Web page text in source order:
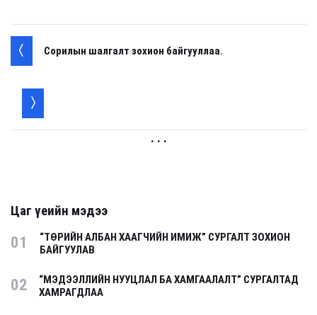
Сорилын шалгалт зохион байгууллаа.
. . .
Цаг үеийн мэдээ
01
“ТӨРИЙН АЛБАН ХААГЧИЙН ИМИЖ” СУРГАЛТ ЗОХИОН
БАЙГУУЛАВ
02
“МЭДЭЭЛЛИЙН НУУЦЛАЛ БА ХАМГААЛАЛТ” СУРГАЛТАД
ХАМРАГДЛАА